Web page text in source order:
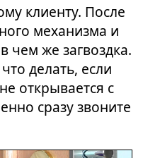
клиенту. После
механизма и
чем же загвоздка.
делать, если
открывается с
сразу звоните